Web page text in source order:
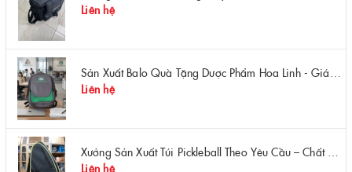
Liên hệ
Liên hệ
Liên hệ